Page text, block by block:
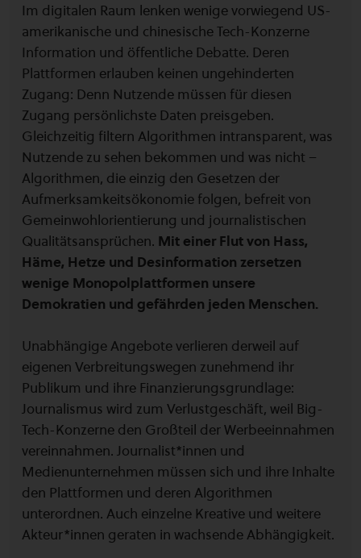
Im digitalen Raum lenken wenige vorwiegend US-
amerikanische und chinesische Tech-Konzerne
Information und öffentliche Debatte. Deren
Plattformen erlauben keinen ungehinderten
Zugang: Denn Nutzende müssen für diesen
Zugang persönlichste Daten preisgeben.
Gleichzeitig filtern Algorithmen intransparent, was
Nutzende zu sehen bekommen und was nicht –
Algorithmen, die einzig den Gesetzen der
Aufmerksamkeitsökonomie folgen, befreit von
Gemeinwohlorientierung und journalistischen
Qualitätsansprüchen. Mit einer Flut von Hass,
Häme, Hetze und Desinformation zersetzen
wenige Monopolplattformen unsere
Demokratien und gefährden jeden Menschen.
Unabhängige Angebote verlieren derweil auf
eigenen Verbreitungswegen zunehmend ihr
Publikum und ihre Finanzierungsgrundlage:
Journalismus wird zum Verlustgeschäft, weil Big-
Tech-Konzerne den Großteil der Werbeeinnahmen
vereinnahmen. Journalist*innen und
Medienunternehmen müssen sich und ihre Inhalte
den Plattformen und deren Algorithmen
unterordnen. Auch einzelne Kreative und weitere
Akteur*innen geraten in wachsende Abhängigkeit.